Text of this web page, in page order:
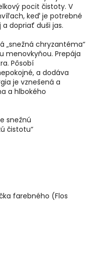
pocit čistoty. V
keď je potrebné
dopriať duši jas.
„snežná chryzantéma“
menovkyňou. Prepája
Pôsobí
a dodáva
je vznešená a
a hlbokého
snežnú
čistotu“
farebného (Flos